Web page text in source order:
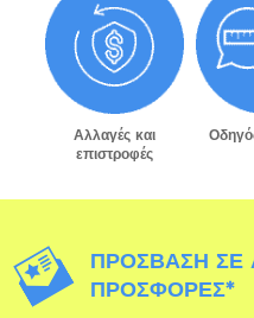
Αλλαγές και
επιστροφές
ΠΡΌΣΒΑΣΗ ΣΕ
ΠΡΟΣΦΟΡΈΣ*